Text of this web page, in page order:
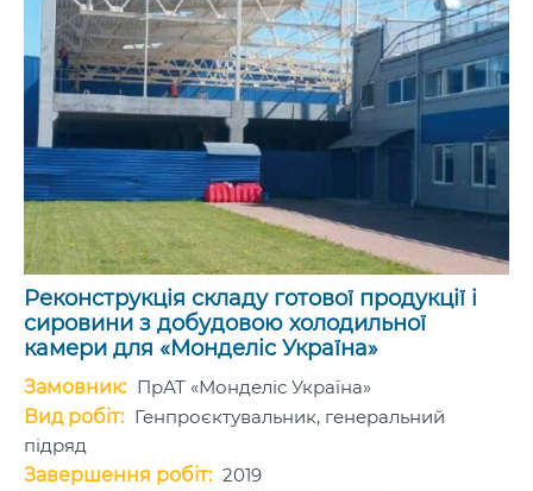
Реконструкція складу готової продукції і
сировини з добудовою холодильної
камери для «Монделіс Україна»
Замовник: ПрАТ «Монделіс Україна»
Вид робіт: Генпроєктувальник, генеральний
підряд
Завершення робіт: 2019